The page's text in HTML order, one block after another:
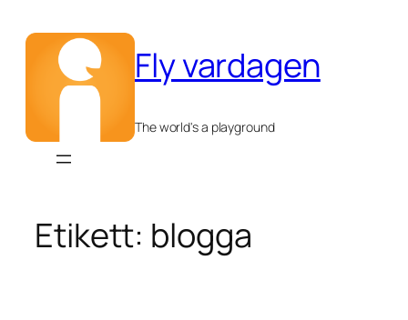
innehåll
Fly vardagen
The world's a playground
Etikett: blogga